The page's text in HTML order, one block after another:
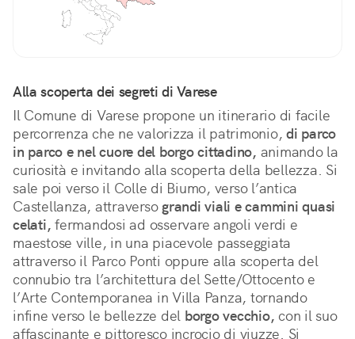
Alla scoperta dei segreti di Varese
Il Comune di Varese propone un itinerario di facile
percorrenza che ne valorizza il patrimonio, di parco
in parco e nel cuore del borgo cittadino, animando la
curiosità e invitando alla scoperta della bellezza. Si
sale poi verso il Colle di Biumo, verso l’antica
Castellanza, attraverso grandi viali e cammini quasi
celati, fermandosi ad osservare angoli verdi e
maestose ville, in una piacevole passeggiata
attraverso il Parco Ponti oppure alla scoperta del
connubio tra l’architettura del Sette/Ottocento e
l’Arte Contemporanea in Villa Panza, tornando
infine verso le bellezze del borgo vecchio, con il suo
affascinante e pittoresco incrocio di viuzze. Si